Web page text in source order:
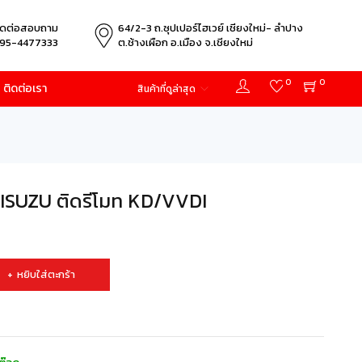
ต่อสอบถาม
4477333
64/2-3 ถ.ซุปเปอร์ไฮเวย์ เชียงใหม่- ลำปาง
ต.ช้างเผือก อ.เมือง จ.เชียงใหม่
ติดต่อเรา 0
0
สินค้าที่ดูล่าสุด
ISUZU ติดรีโมท KD/VVDI
หยิบใส่ตะกร้า